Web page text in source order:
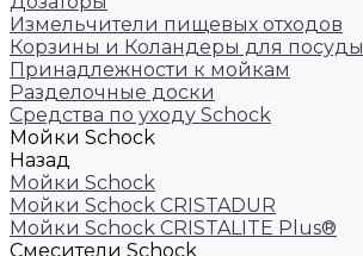
Измельчители пищевых отходов
Корзины и Коландеры для посуды
Принадлежности к мойкам
Разделочные доски
Средства по уходу Schock
Мойки Schock
Назад
Мойки Schock
Мойки Schock CRISTADUR
Мойки Schock CRISTALITE Plus®
Смесители Schock